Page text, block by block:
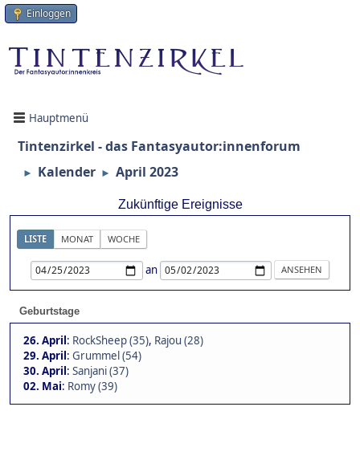
Einloggen
Hauptmenü
Tintenzirkel - das Fantasyautor:innenforum
► Kalender ► April 2023
Zukünftige Ereignisse
LISTE MONAT WOCHE
an
Geburtstage
26. April: RockSheep (35), Rajou (28)
29. April: Grummel (54)
30. April: Sanjani (37)
02. Mai: Romy (39)